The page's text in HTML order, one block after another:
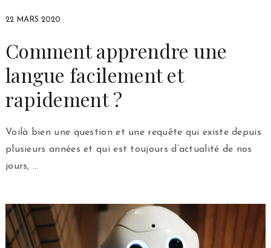
22 MARS 2020
Comment apprendre une
langue facilement et
rapidement ?
Voilà bien une question et une requête qui existe depuis
plusieurs années et qui est toujours d’actualité de nos
jours, …